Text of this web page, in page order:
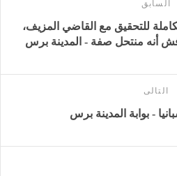
السابق
للتحقيق مع القاضي المزيف،
أنه منتحل صفة - المدينة برس
التالى
- بوابة المدينة برس